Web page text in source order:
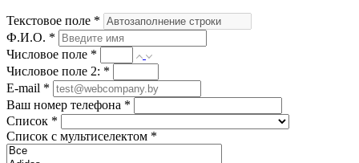
Текстовое поле *
Ф.И.О. *
Числовое поле *
Числовое поле 2: *
E-mail *
Ваш номер телефона *
Список *
Список с мультиселектом *